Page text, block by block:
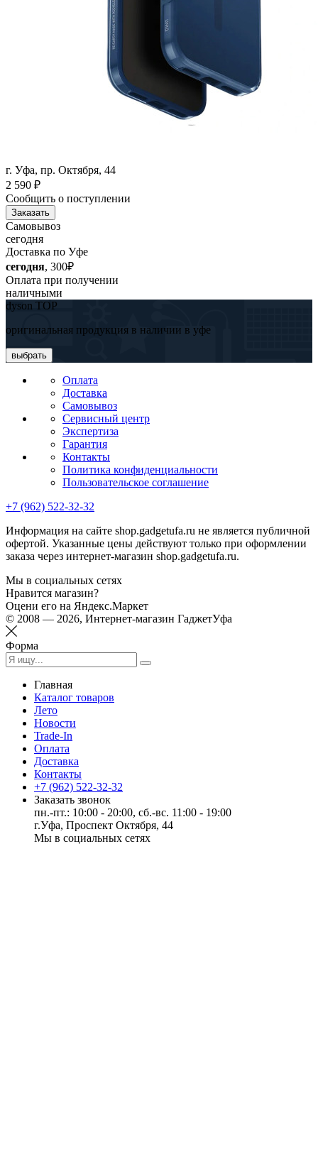
г. Уфа, пр. Октября, 44
2 590 ₽
Сообщить о поступлении
Заказать
Самовывоз
сегодня
Доставка по Уфе
сегодня, 300₽
Оплата при получении
наличными
dyson TOP
оригинальная продукция в наличии в уфе
выбрать
Оплата
Доставка
Самовывоз
Сервисный центр
Экспертиза
Гарантия
Контакты
Политика конфиденциальности
Пользовательское соглашение
+7 (962) 522-32-32
Информация на сайте shop.gadgetufa.ru не является публичной
офертой. Указанные цены действуют только при оформлении
заказа через интернет-магазин shop.gadgetufa.ru.
Мы в социальных сетях
Нравится магазин?
Оцени его на Яндекс.Маркет
© 2008 — 2026, Интернет-магазин ГаджетУфа
Форма
Главная
Каталог товаров
Лето
Новости
Trade-In
Оплата
Доставка
Контакты
+7 (962) 522-32-32
Заказать звонок
пн.-пт.: 10:00 - 20:00, сб.-вс. 11:00 - 19:00
г.Уфа, Проспект Октября, 44
Мы в социальных сетях